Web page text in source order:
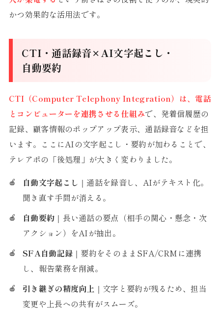
かつ効果的な活用法です。
CTI・通話録音×AI文字起こし・
自動要約
CTI（Computer Telephony Integration）は、電話
とコンピューターを連携させる仕組みで、発着信履歴の
記録、顧客情報のポップアップ表示、通話録音などを担
います。ここにAIの文字起こし・要約が加わることで、
テレアポの「後処理」が大きく変わりました。
自動文字起こし ｜通話を録音し、AIがテキスト化。
聞き直す手間が消える。
自動要約 ｜長い通話の要点（相手の関心・懸念・次
アクション）をAIが抽出。
SFA自動記録 ｜要約をそのままSFA/CRMに連携
し、報告業務を削減。
引き継ぎの精度向上 ｜文字と要約が残るため、担当
変更や上長への共有がスムーズ。